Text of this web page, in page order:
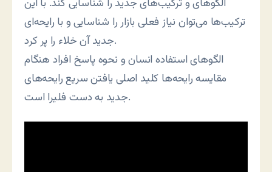
الگوهای و ترکیب‌های جدید را شناسایی کند. با این
ترکیب‌ها می‌توان نیاز فعلی بازار را شناسایی و با رایحه‌ای
جدید آن خلاء را پر کرد.
الگوهای استفاده انسان و نحوه پاسخ افراد هنگام
مقایسه رایحه‌ها کلید اصلی یافتن سریع رایحه‌های
جدید به دست فلیرا است.